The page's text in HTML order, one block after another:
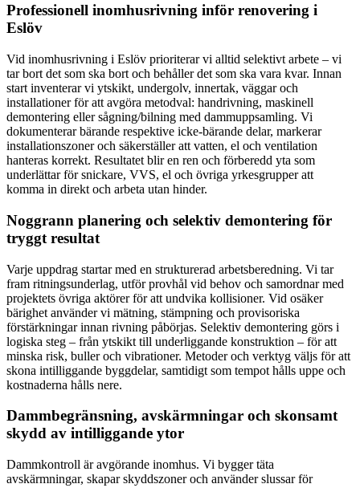
Professionell inomhusrivning inför renovering i
Eslöv
Vid inomhusrivning i Eslöv prioriterar vi alltid selektivt arbete – vi
tar bort det som ska bort och behåller det som ska vara kvar. Innan
start inventerar vi ytskikt, undergolv, innertak, väggar och
installationer för att avgöra metodval: handrivning, maskinell
demontering eller sågning/bilning med dammuppsamling. Vi
dokumenterar bärande respektive icke-bärande delar, markerar
installationszoner och säkerställer att vatten, el och ventilation
hanteras korrekt. Resultatet blir en ren och förberedd yta som
underlättar för snickare, VVS, el och övriga yrkesgrupper att
komma in direkt och arbeta utan hinder.
Noggrann planering och selektiv demontering för
tryggt resultat
Varje uppdrag startar med en strukturerad arbetsberedning. Vi tar
fram ritningsunderlag, utför provhål vid behov och samordnar med
projektets övriga aktörer för att undvika kollisioner. Vid osäker
bärighet använder vi mätning, stämpning och provisoriska
förstärkningar innan rivning påbörjas. Selektiv demontering görs i
logiska steg – från ytskikt till underliggande konstruktion – för att
minska risk, buller och vibrationer. Metoder och verktyg väljs för att
skona intilliggande byggdelar, samtidigt som tempot hålls uppe och
kostnaderna hålls nere.
Dammbegränsning, avskärmningar och skonsamt
skydd av intilliggande ytor
Dammkontroll är avgörande inomhus. Vi bygger täta
avskärmningar, skapar skyddszoner och använder slussar för